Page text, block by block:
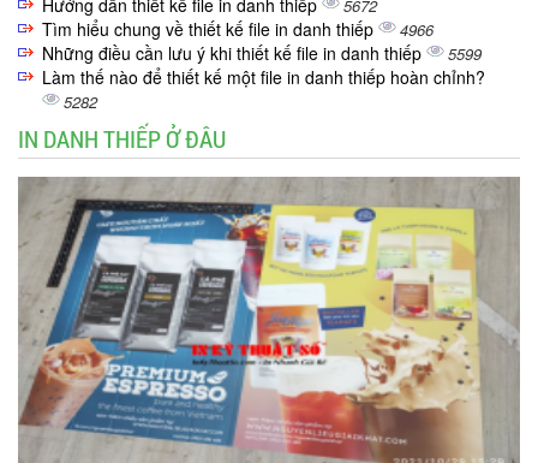
Hướng dẫn thiết kế file in danh thiếp 5672
Tìm hiểu chung về thiết kế file in danh thiếp 4966
Những điều cần lưu ý khi thiết kế file in danh thiếp 5599
Làm thế nào để thiết kế một file in danh thiếp hoàn chỉnh?
5282
IN DANH THIẾP Ở ĐÂU